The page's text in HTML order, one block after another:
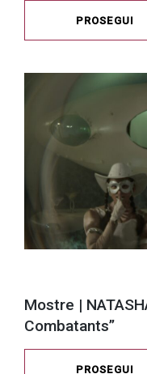
PROSEGUI
Mostre |
Combatants”
PROSEGUI